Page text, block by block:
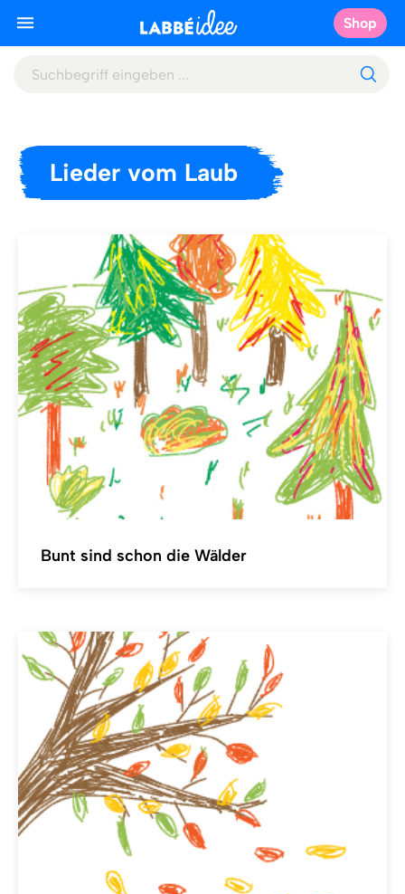
Shop
Lieder vom Laub
Bunt sind schon die Wälder